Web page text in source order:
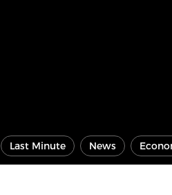
Last Minute News